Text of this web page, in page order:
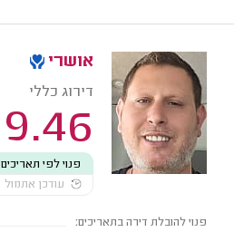
אושרי
דירוג כללי
9.46
פנוי לפי תאריכים
עודכן אתמול
פנוי להובלת דירה בתאריכים: